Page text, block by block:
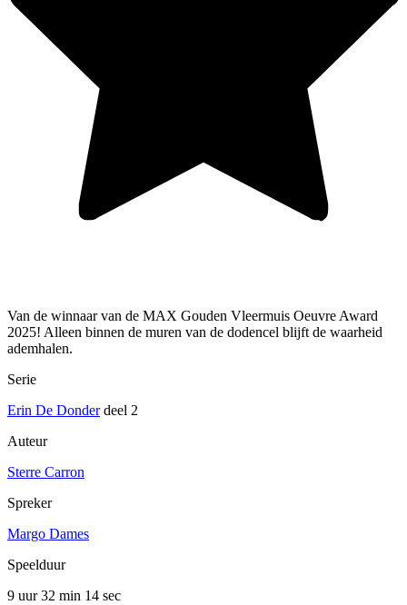
Van de winnaar van de MAX Gouden Vleermuis Oeuvre Award
2025! Alleen binnen de muren van de dodencel blijft de waarheid
ademhalen.
Serie
Erin De Donderdeel 2
Auteur
Sterre Carron
Spreker
Margo Dames
Speelduur
9 uur 32 min 14 sec